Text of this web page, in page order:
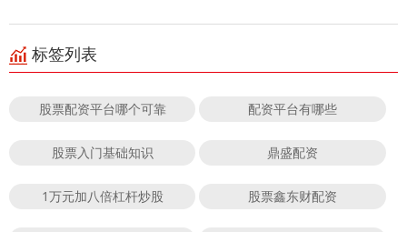
标签列表
股票配资平台哪个可靠 配资平台有哪些
股票入门基础知识 鼎盛配资
1万元加八倍杠杆炒股 股票鑫东财配资